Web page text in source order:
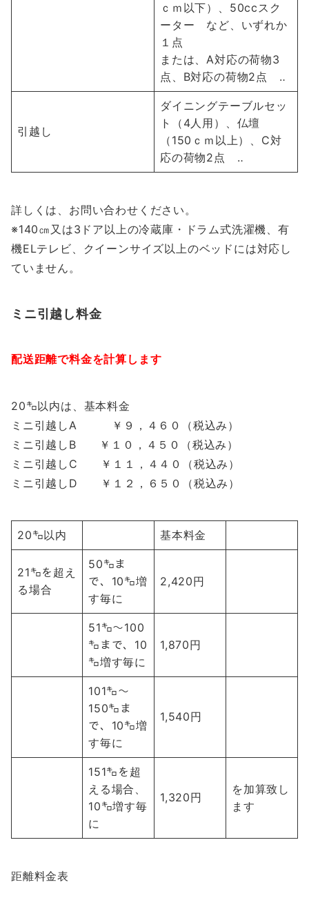
ｃｍ以下）、50ccスク
ーター など、いずれか
１点
または、A対応の荷物3
点、B対応の荷物2点 ‥
引越し
ダイニングテーブルセッ
ト（4人用）、仏壇
（150ｃｍ以上）、C対
応の荷物2点 ‥
詳しくは、お問い合わせください。
※140㎝又は3ドア以上の冷蔵庫・ドラム式洗濯機、有
機ELテレビ、クイーンサイズ以上のベッドには対応し
ていません。
ミニ引越し料金
配送距離で料金を計算します
20㌔以内は、基本料金
ミニ引越しA ￥９，４６０（税込み）
ミニ引越しB ￥１０，４５０（税込み）
ミニ引越しC ￥１１，４４０（税込み）
ミニ引越しD ￥１２，６５０（税込み）
20㌔以内 基本料金
21㌔を超え
る場合
50㌔ま
で、10㌔増
す毎に
2,420円
51㌔～100
㌔まで、10
㌔増す毎に
1,870円
101㌔～
150㌔ま
で、10㌔増
す毎に
1,540円
151㌔を超
える場合、
10㌔増す毎
に
1,320円
を加算致し
ます
距離料金表